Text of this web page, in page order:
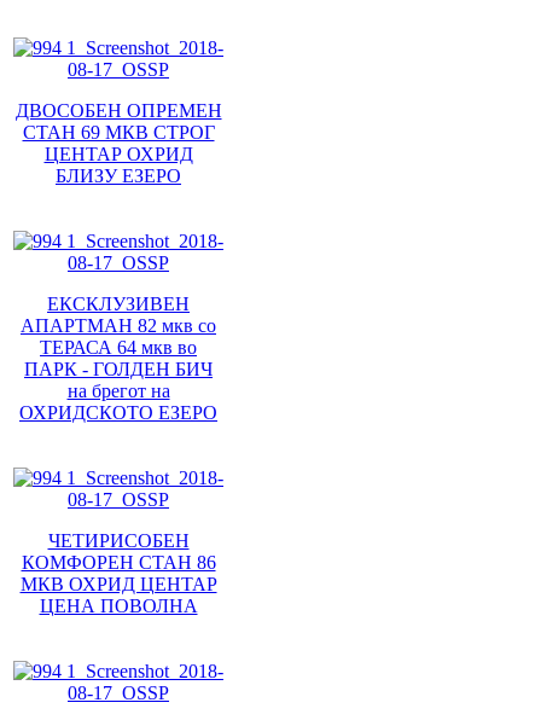
ДВОСОБЕН ОПРЕМЕН
СТАН 69 МКВ СТРОГ
ЦЕНТАР ОХРИД
БЛИЗУ ЕЗЕРО
ЕКСКЛУЗИВЕН
АПАРТМАН 82 мкв со
ТЕРАСА 64 мкв во
ПАРК - ГОЛДЕН БИЧ
на брегот на
ОХРИДСКОТО ЕЗЕРО
ЧЕТИРИСОБЕН
КОМФОРЕН СТАН 86
МКВ ОХРИД ЦЕНТАР
ЦЕНА ПОВОЛНА